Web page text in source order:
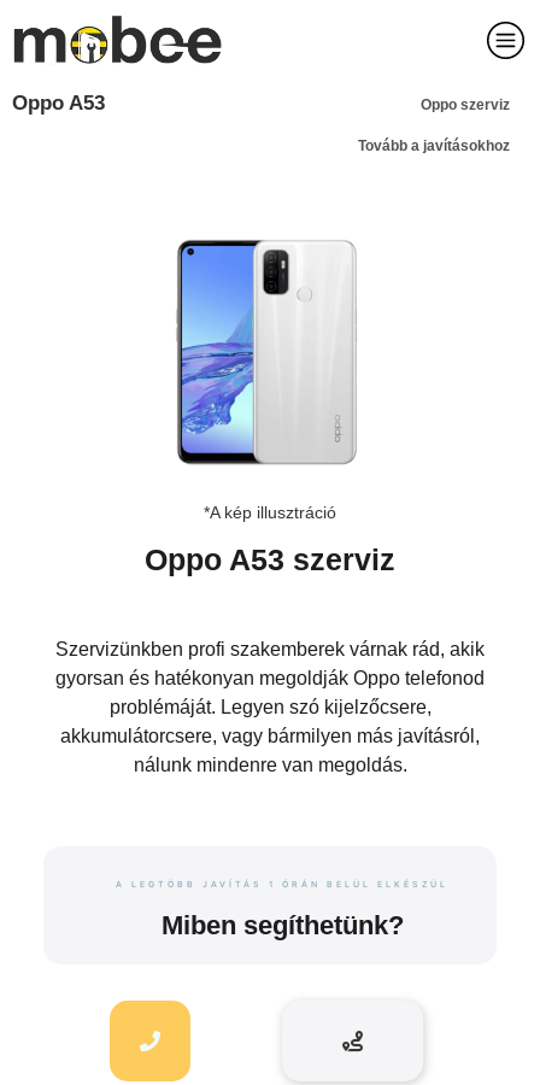
Oppo A53 Oppo szerviz
Tovább a javításokhoz
*A kép illusztráció
Oppo A53 szerviz
Szervizünkben profi szakemberek várnak rád, akik
gyorsan és hatékonyan megoldják Oppo telefonod
problémáját. Legyen szó kijelzőcsere,
akkumulátorcsere, vagy bármilyen más javításról,
nálunk mindenre van megoldás.
A LEGTÖBB JAVÍTÁS 1 ÓRÁN BELÜL ELKÉSZÜL
Miben segíthetünk?